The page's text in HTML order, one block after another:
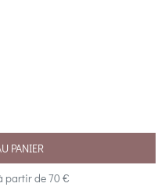
PANIER
partir de 70 €